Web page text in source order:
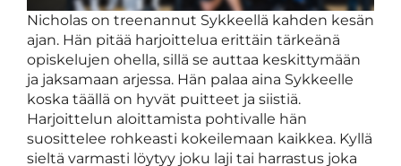
Nicholas on treenannut Sykkeellä kahden kesän
ajan. Hän pitää harjoittelua erittäin tärkeänä
opiskelujen ohella, sillä se auttaa keskittymään
ja jaksamaan arjessa. Hän palaa aina Sykkeelle
koska täällä on hyvät puitteet ja siistiä.
Harjoittelun aloittamista pohtivalle hän
suosittelee rohkeasti kokeilemaan kaikkea. Kyllä
sieltä varmasti löytyy joku laji tai harrastus joka